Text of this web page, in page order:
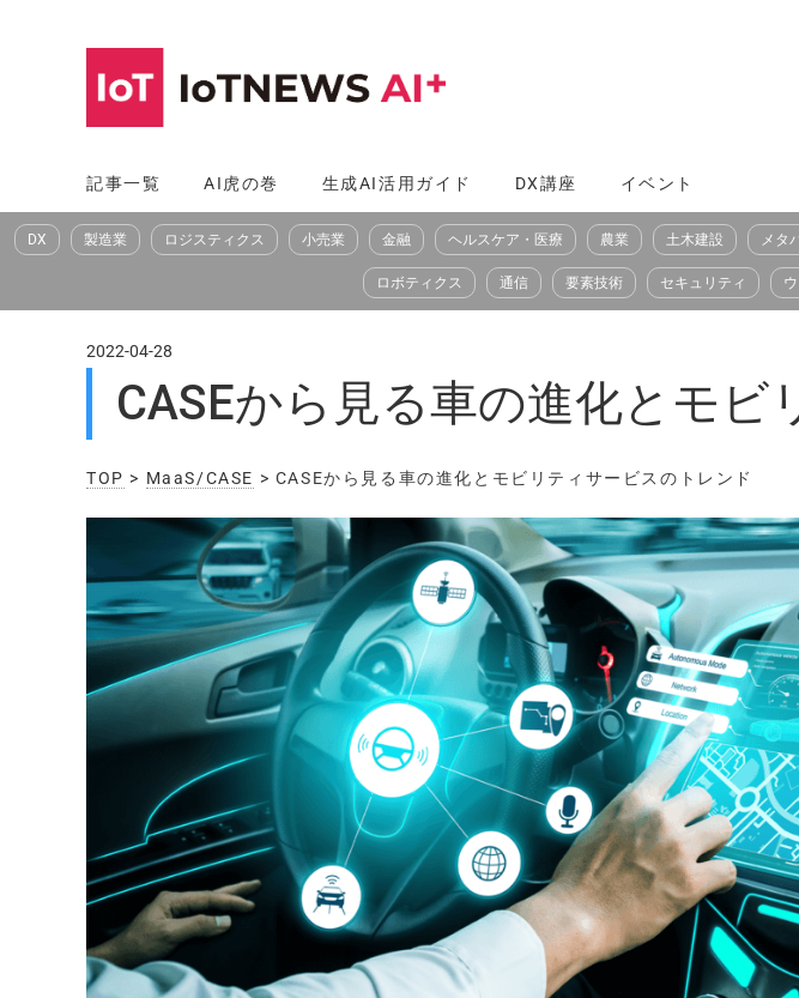
へ
ス
記事一覧 AI虎の巻 生成AI活用ガイド DX講座 イベント
DX 製造業 ロジスティクス 小売業 金融 ヘルスケア・医療 農業 土木建設 メタ
ロボティクス 通信 要素技術 セキュリティ
2022-04-28
CASEから見る車の進化とモ
TOP > MaaS/CASE > CASEから見る車の進化とモビリティサービスのトレンド